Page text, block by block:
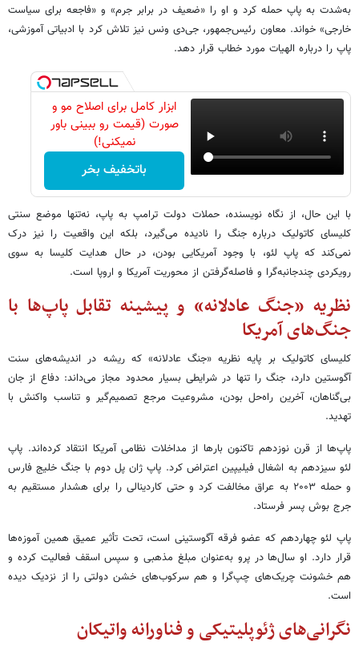
به‌شدت به پاپ حمله کرد و او را «ضعیف در برابر جرم» و «فاجعه برای سیاست
خارجی» خواند. معاون رئیس‌جمهور، جی‌دی ونس نیز تلاش کرد با ادبیاتی آموزشی،
پاپ را درباره الهیات مورد خطاب قرار دهد.
ابزار کامل برای اصلاح مو و
صورت (قیمت رو ببینی باور
نمیکنی!)
باتخفیف بخر
با این حال، از نگاه نویسنده، حملات دولت ترامپ به پاپ، نه‌تنها موضع سنتی
کلیسای کاتولیک درباره جنگ را نادیده می‌گیرد، بلکه این واقعیت را نیز درک
نمی‌کند که پاپ لئو، با وجود آمریکایی بودن، در حال هدایت کلیسا به سوی
رویکردی چندجانبه‌گرا و فاصله‌گرفتن از محوریت آمریکا و اروپا است.
نظریه «جنگ عادلانه» و پیشینه تقابل پاپ‌ها با
جنگ‌های آمریکا
کلیسای کاتولیک بر پایه نظریه «جنگ عادلانه» که ریشه در اندیشه‌های سنت
آگوستین دارد، جنگ را تنها در شرایطی بسیار محدود مجاز می‌داند: دفاع از جان
بی‌گناهان، آخرین راه‌حل بودن، مشروعیت مرجع تصمیم‌گیر و تناسب واکنش با
تهدید.
پاپ‌ها از قرن نوزدهم تاکنون بارها از مداخلات نظامی آمریکا انتقاد کرده‌اند. پاپ
لئو سیزدهم به اشغال فیلیپین اعتراض کرد. پاپ ژان پل دوم با جنگ خلیج فارس
و حمله ۲۰۰۳ به عراق مخالفت کرد و حتی کاردینالی را برای هشدار مستقیم به
جرج بوش پسر فرستاد.
پاپ لئو چهاردهم که عضو فرقه آگوستینی است، تحت تأثیر عمیق همین آموزه‌ها
قرار دارد. او سال‌ها در پرو به‌عنوان مبلغ مذهبی و سپس اسقف فعالیت کرده و
هم خشونت چریک‌های چپ‌گرا و هم سرکوب‌های خشن دولتی را از نزدیک دیده
است.
نگرانی‌های ژئوپلیتیکی و فناورانه واتیکان